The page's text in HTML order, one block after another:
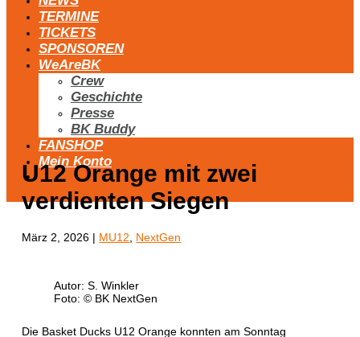
TERMINE
TICKETS
SPONSOREN
WeAreBK
Crew
Geschichte
Presse
BK Buddy
FANSHOP
Mein Konto
U12 Orange mit zwei
verdienten Siegen
März 2, 2026 | MU12 NextGen
Autor: S. Winkler
Foto: © BK NextGen
​Die Basket Ducks U12 Orange konnten am Sonntag